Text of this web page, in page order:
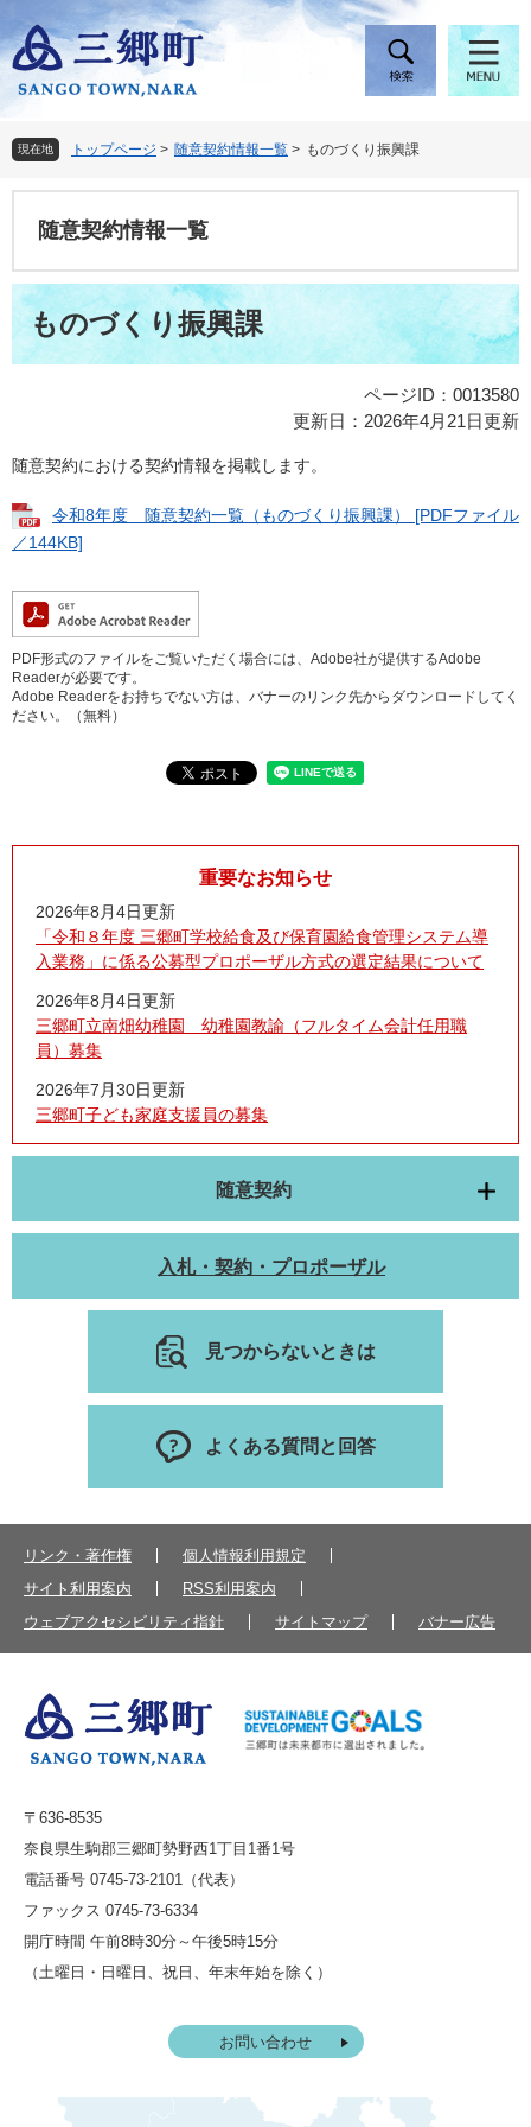
ー
ジ
頭
で
す
ニ
ュ
飛
ば
し
へ
現在地 トップページ > 随意契約情報一覧 > ものづくり振興課
随意契約情報一覧
本
文ものづくり振興課
ページID：0013580
更新日：2026年4月21日更新
随意契約における契約情報を掲載します。
令和8年度 随意契約一覧（ものづくり振興課） [PDFファイル
／144KB]
PDF形式のファイルをご覧いただく場合には、Adobe社が提供するAdobe
Readerが必要です。
Adobe Readerをお持ちでない方は、バナーのリンク先からダウンロードしてく
ださい。（無料）
重要なお知らせ
2026年8月4日更新
「令和８年度 三郷町学校給食及び保育園給食管理システム導
入業務」に係る公募型プロポーザル方式の選定結果について
2026年8月4日更新
三郷町立南畑幼稚園 幼稚園教諭（フルタイム会計任用職
員）募集
2026年7月30日更新
三郷町子ども家庭支援員の募集
随意契約
入札・契約・プロポーザル
見つからないときは
よくある質問と回答
リンク・著作権
個人情報利用規定
サイト利用案内
RSS利用案内
ウェブアクセシビリティ指針
サイトマップ バナー広告
〒636-8535
奈良県生駒郡三郷町勢野西1丁目1番1号
電話番号 0745-73-2101（代表）
ファックス 0745-73-6334
開庁時間 午前8時30分～午後5時15分
（土曜日・日曜日、祝日、年末年始を除く）
お問い合わせ